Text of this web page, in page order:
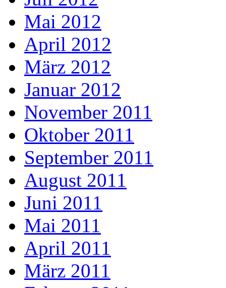
Mai 2012
April 2012
März 2012
Januar 2012
November 2011
Oktober 2011
September 2011
August 2011
Juni 2011
Mai 2011
April 2011
März 2011